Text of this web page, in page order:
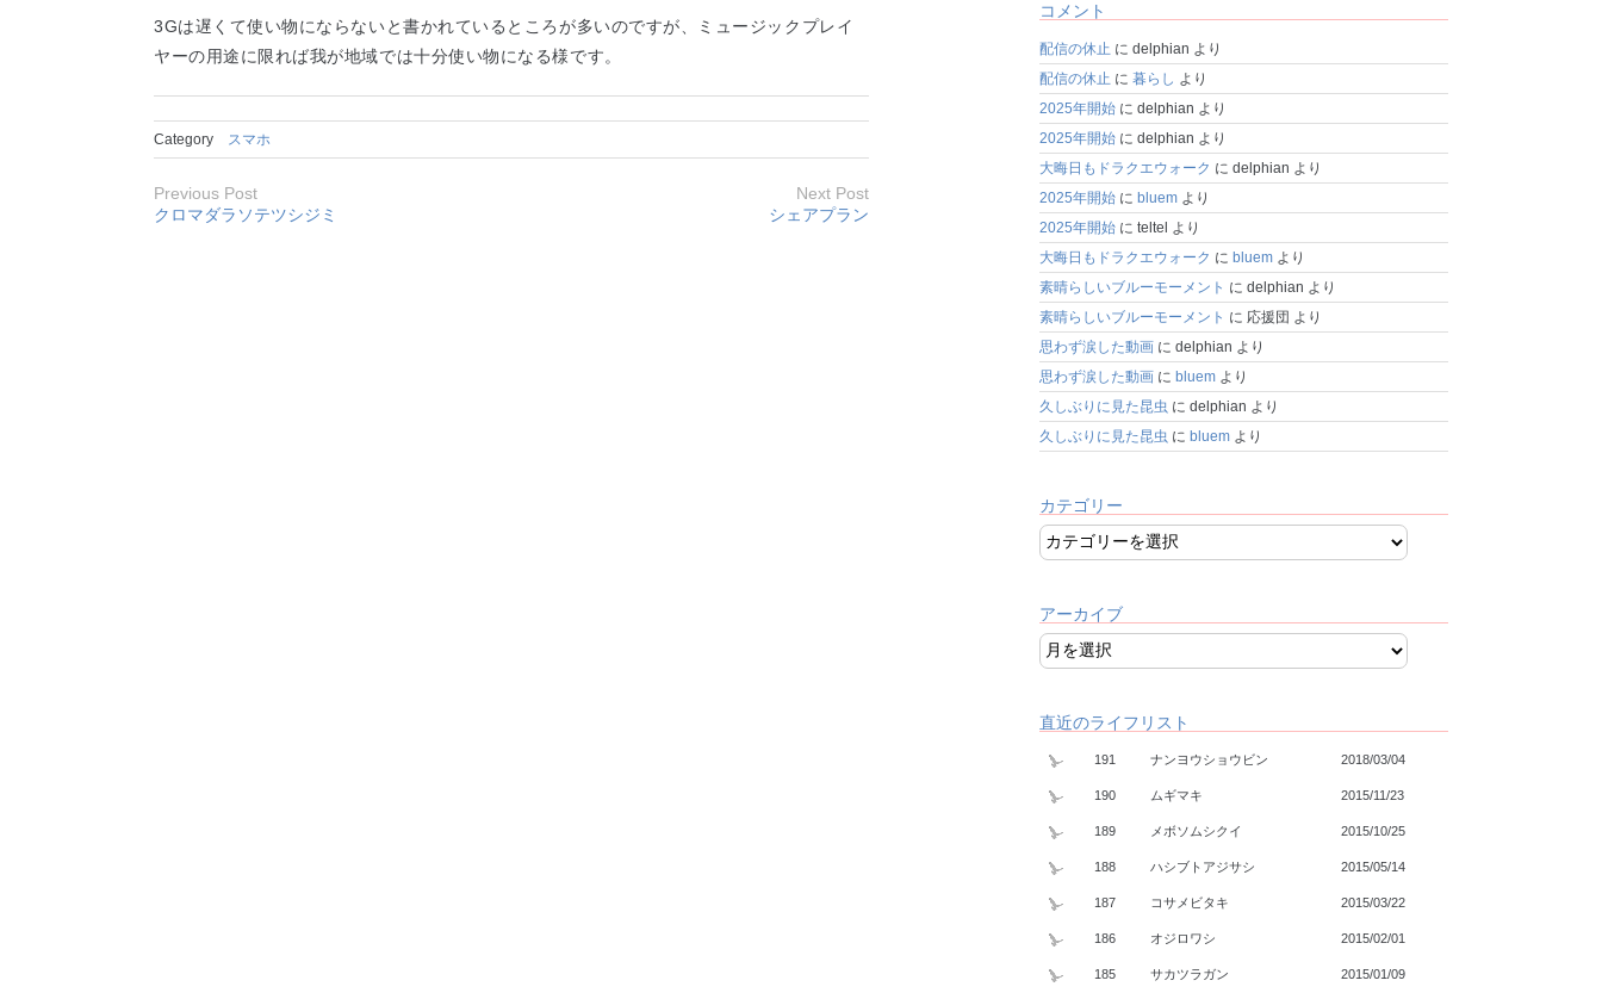
3Gは遅くて使い物にならないと書かれているところが多いのですが、ミュージックプレイ
ヤーの用途に限れば我が地域では十分使い物になる様です。
Category スマホ
Previous Post
クロマダラソテツシジミ
Next Post
シェアプラン
コメント
配信の休止 に delphian より
配信の休止 に 暮らし より
2025年開始に delphian より
2025年開始に delphian より
大晦日もドラクエウォーク に delphian より
2025年開始に bluemより
2025年開始に teltel より
大晦日もドラクエウォーク に bluemより
素晴らしいブルーモーメント に delphian より
素晴らしいブルーモーメント に 応援団 より
思わず涙した動画に delphian より
思わず涙した動画に bluemより
久しぶりに見た昆虫 に delphian より
久しぶりに見た昆虫 に bluemより
カテゴリー
アーカイブ
直近のライフリスト
191 ナンヨウショウビン 2018/03/04
190 ムギマキ 2015/11/23
189 メボソムシクイ 2015/10/25
188 ハシブトアジサシ 2015/05/14
187 コサメビタキ 2015/03/22
186 オジロワシ 2015/02/01
185 サカツラガン 2015/01/09